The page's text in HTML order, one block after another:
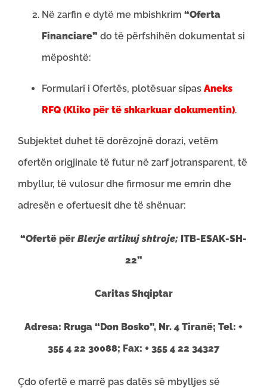
Në zarfin e dytë me mbishkrim “Oferta
Financiare” do të përfshihën dokumentat si
mëposhtë:
Formulari i Ofertës, plotësuar sipas Aneks
RFQ (Kliko për të shkarkuar dokumentin).
Subjektet duhet të dorëzojnë dorazi, vetëm
ofertën origjinale të futur në zarf jotransparent, të
mbyllur, të vulosur dhe firmosur me emrin dhe
adresën e ofertuesit dhe të shënuar:
“Ofertë për Blerje artikuj shtroje; ITB-ESAK-SH-
22”
Caritas Shqiptar
Adresa: Rruga “Don Bosko”, Nr. 4 Tiranë; Tel: +
355 4 22 30088; Fax: + 355 4 22 34327
Çdo ofertë e marrë pas datës së mbylljes së